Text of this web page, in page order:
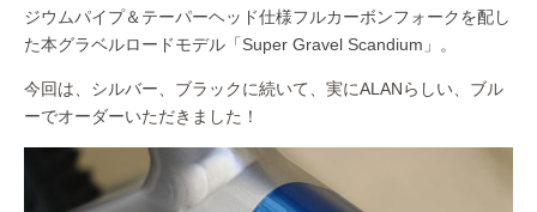
ジウムパイプ＆テーパーヘッド仕様フルカーボンフォークを配し
た本グラベルロードモデル「Super Gravel Scandium」。
今回は、シルバー、ブラックに続いて、実にALANらしい、ブル
ーでオーダーいただきました！